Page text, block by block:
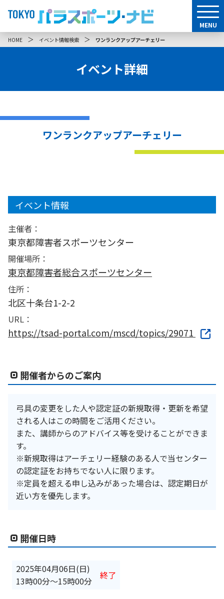
MENU
HOME ＞ イベント情報検索 ＞ ワンランクアップアーチェリー
イベント詳細
ワンランクアップアーチェリー
イベント情報
主催者：
東京都障害者スポーツセンター
開催場所：
東京都障害者総合スポーツセンター
住所：
北区十条台1-2-2
URL：
https://tsad-portal.com/mscd/topics/29071
開催者からのご案内
弓具の変更をした人や認定証の新規取得・更新を希望
される人はこの時間をご活用ください。
また、講師からのアドバイス等を受けることができま
す。
※新規取得はアーチェリー経験のある人で当センター
の認定証をお持ちでない人に限ります。
※定員を超える申し込みがあった場合は、認定期日が
近い方を優先します。
開催日時
2025年04月06日(日)
13時00分〜15時00分
終了